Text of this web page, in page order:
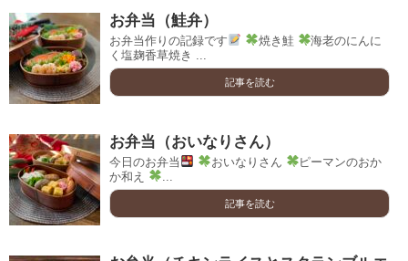
お弁当（鮭弁）
お弁当作りの記録です 焼き鮭
海老のにんに
く塩麹香草焼き ...
記事を読む
お弁当（おいなりさん）
今日のお弁当 おいなりさん
ピーマンのおか
か和え
記事を読む